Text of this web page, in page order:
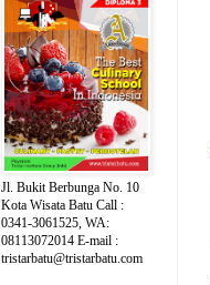
Jl. Bukit Berbunga No. 10
Kota Wisata Batu Call :
0341-3061525, WA:
08113072014 E-mail :
tristarbatu@tristarbatu.com